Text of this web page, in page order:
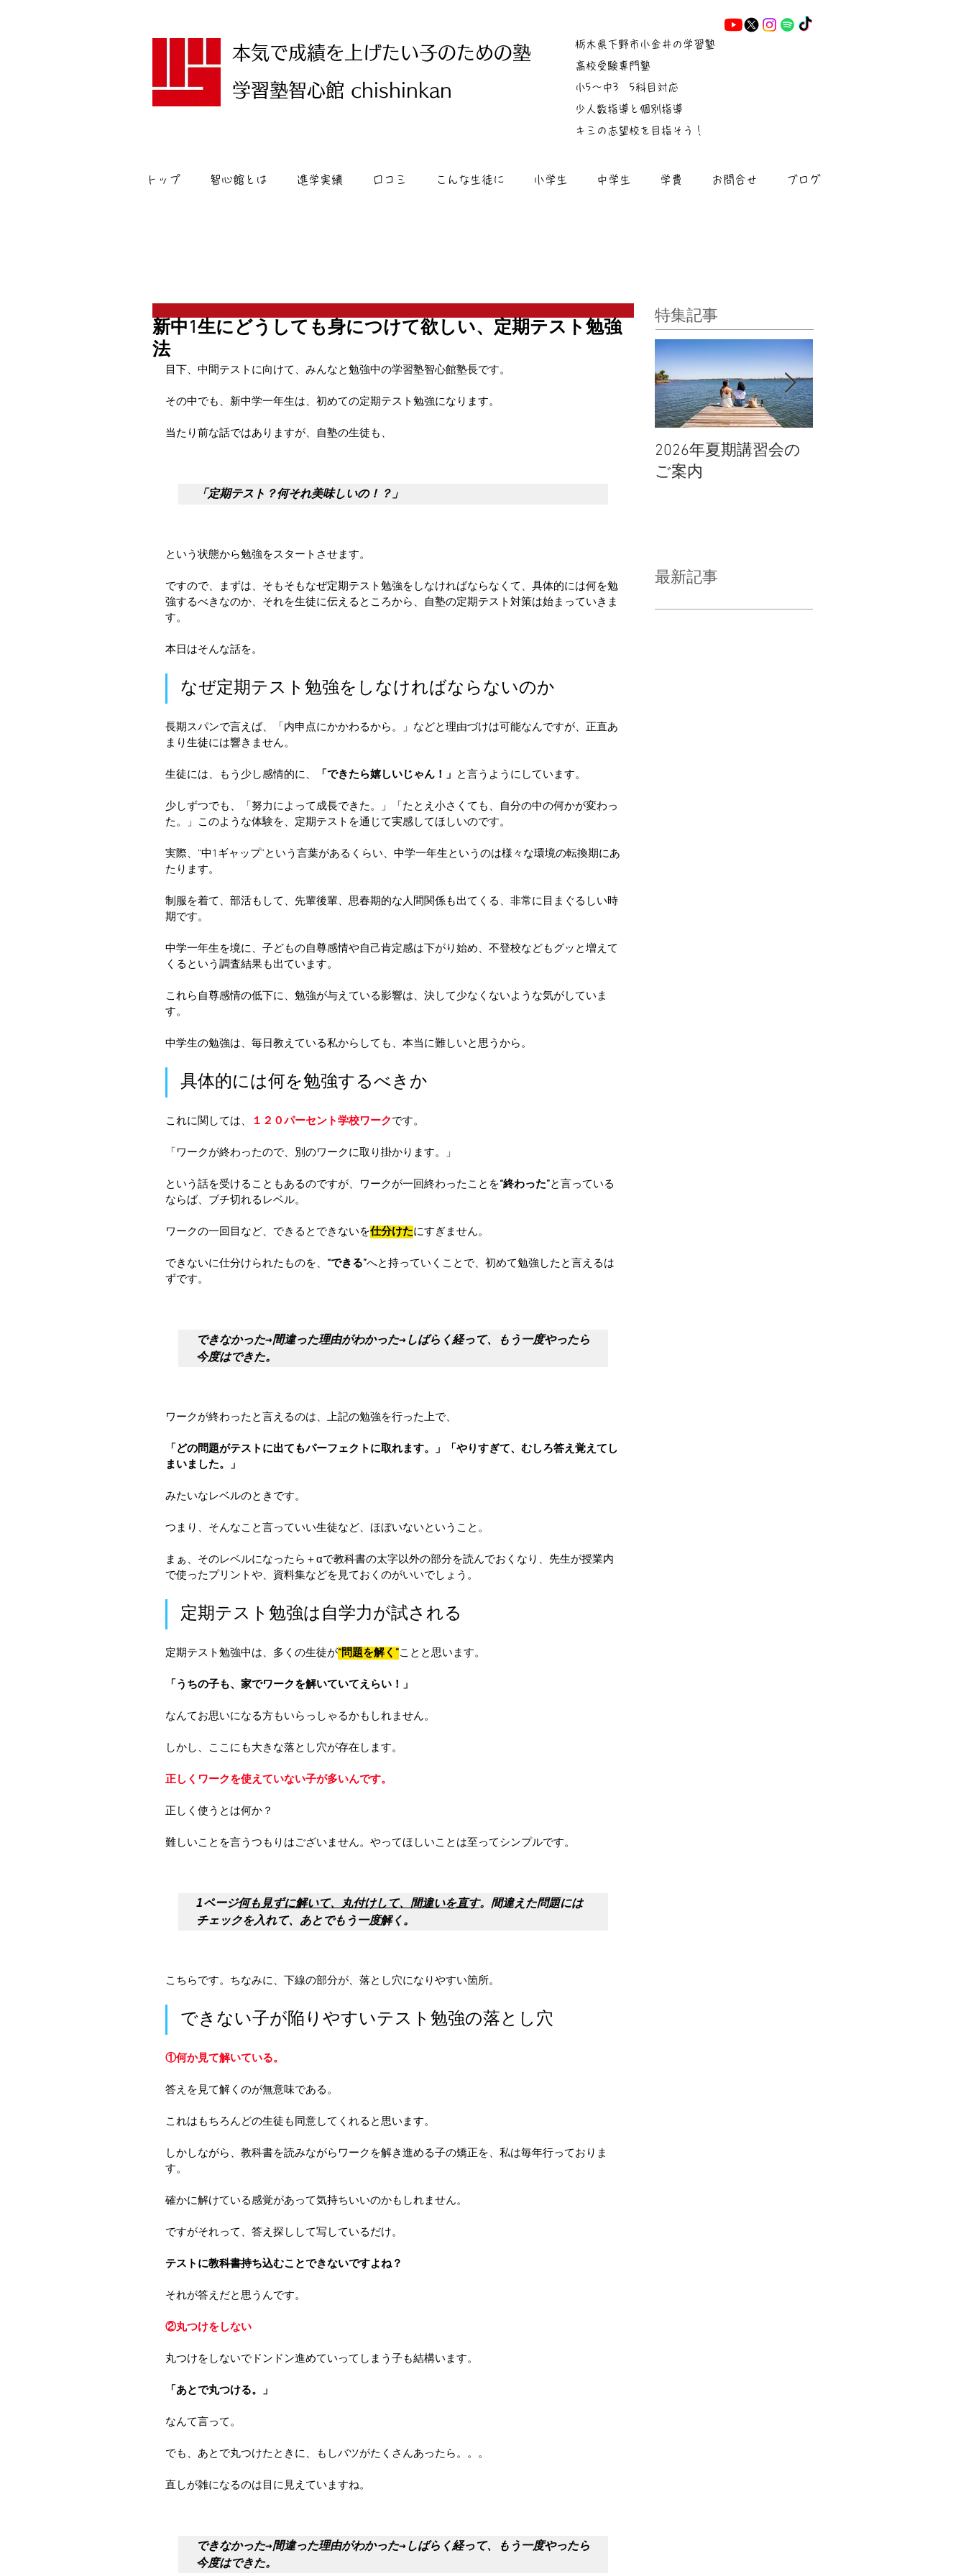
本気で成績を上げたい子のための塾
学習塾智心館 chishinkan
栃木県下野市小金井の学習塾
高校受験専門塾
小5～中3 5科目対応
少人数指導と個別指導
キミの志望校を目指そう！
トップ 智心館とは 進学実績 口コミ こんな生徒に 小学生 中学生 学費 お問合せ ブログ
新中1生にどうしても身につけて欲しい、定期テスト勉強
法
目下、中間テストに向けて、みんなと勉強中の学習塾智心館塾長です。
その中でも、新中学一年生は、初めての定期テスト勉強になります。
当たり前な話ではありますが、自塾の生徒も、
「定期テスト？何それ美味しいの！？」
という状態から勉強をスタートさせます。
ですので、まずは、そもそもなぜ定期テスト勉強をしなければならなくて、具体的には何を勉
強するべきなのか、それを生徒に伝えるところから、自塾の定期テスト対策は始まっていきま
す。
本日はそんな話を。
なぜ定期テスト勉強をしなければならないのか
長期スパンで言えば、「内申点にかかわるから。」などと理由づけは可能なんですが、正直あ
まり生徒には響きません。
生徒には、もう少し感情的に、 「できたら嬉しいじゃん！」 と言うようにしています。
少しずつでも、「努力によって成長できた。」「たとえ小さくても、自分の中の何かが変わっ
た。」このような体験を、定期テストを通じて実感してほしいのです。
実際、“中1ギャップ”という言葉があるくらい、中学一年生というのは様々な環境の転換期にあ
たります。
制服を着て、部活もして、先輩後輩、思春期的な人間関係も出てくる、非常に目まぐるしい時
期です。
中学一年生を境に、子どもの自尊感情や自己肯定感は下がり始め、不登校などもグッと増えて
くるという調査結果も出ています。
これら自尊感情の低下に、勉強が与えている影響は、決して少なくないような気がしていま
す。
中学生の勉強は、毎日教えている私からしても、本当に難しいと思うから。
具体的には何を勉強するべきか
これに関しては、 １２０パーセント学校ワークです。
「ワークが終わったので、別のワークに取り掛かります。」
という話を受けることもあるのですが、ワークが一回終わったことを“終わった”と言っている
ならば、ブチ切れるレベル。
ワークの一回目など、できるとできないを仕分けたにすぎません。
できないに仕分けられたものを、 “できる”へと持っていくことで、初めて勉強したと言えるは
ずです。
できなかった→間違った理由がわかった→しばらく経って、もう一度やったら
今度はできた。
ワークが終わったと言えるのは、上記の勉強を行った上で、
「どの問題がテストに出てもパーフェクトに取れます。」「やりすぎて、むしろ答え覚えてし
まいました。」
みたいなレベルのときです。
つまり、そんなこと言っていい生徒など、ほぼいないということ。
まぁ、そのレベルになったら＋αで教科書の太字以外の部分を読んでおくなり、先生が授業内
で使ったプリントや、資料集などを見ておくのがいいでしょう。
定期テスト勉強は自学力が試される
定期テスト勉強中は、多くの生徒が“問題を解く”ことと思います。
「うちの子も、家でワークを解いていてえらい！」
なんてお思いになる方もいらっしゃるかもしれません。
しかし、ここにも大きな落とし穴が存在します。
正しくワークを使えていない子が多いんです。
正しく使うとは何か？
難しいことを言うつもりはございません。やってほしいことは至ってシンプルです。
1ページ何も見ずに解いて、丸付けして、間違いを直す。間違えた問題には
チェックを入れて、あとでもう一度解く。
こちらです。ちなみに、下線の部分が、落とし穴になりやすい箇所。
できない子が陥りやすいテスト勉強の落とし穴
①何か見て解いている。
答えを見て解くのが無意味である。
これはもちろんどの生徒も同意してくれると思います。
しかしながら、教科書を読みながらワークを解き進める子の矯正を、私は毎年行っておりま
す。
確かに解けている感覚があって気持ちいいのかもしれません。
ですがそれって、答え探しして写しているだけ。
テストに教科書持ち込むことできないですよね？
それが答えだと思うんです。
②丸つけをしない
丸つけをしないでドンドン進めていってしまう子も結構います。
「あとで丸つける。」
なんて言って。
でも、あとで丸つけたときに、もしバツがたくさんあったら。。。
直しが雑になるのは目に見えていますね。
できなかった→間違った理由がわかった→しばらく経って、もう一度やったら
今度はできた。
特集記事
2026年夏期講習会の
ご案内
最新記事